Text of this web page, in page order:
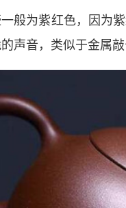
般为紫红色，因为
声音，类似于金属敲